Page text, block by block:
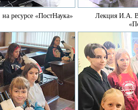
ресурсе «ПостНаука»
Лекция И.А.